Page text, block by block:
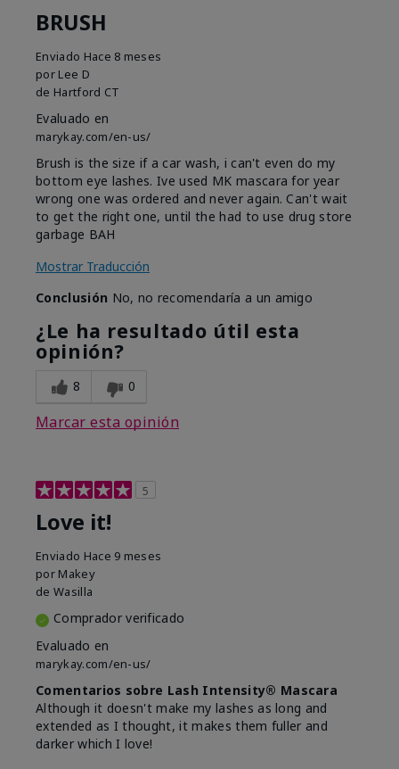
BRUSH
Enviado Hace 8 meses
por Lee D
de Hartford CT
Evaluado en
marykay.com/en-us/
Brush is the size if a car wash, i can't even do my
bottom eye lashes. Ive used MK mascara for year
wrong one was ordered and never again. Can't wait
to get the right one, until the had to use drug store
garbage BAH
Mostrar Traducción
Conclusión No, no recomendaría a un amigo
¿Le ha resultado útil esta
opinión?
8 0
Marcar esta opinión
5
Love it!
Enviado Hace 9 meses
por Makey
de Wasilla
Comprador verificado
Evaluado en
marykay.com/en-us/
Comentarios sobre Lash Intensity® Mascara
Although it doesn't make my lashes as long and
extended as I thought, it makes them fuller and
darker which I love!